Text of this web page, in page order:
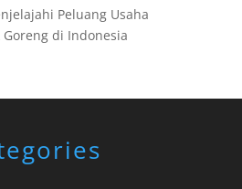
Peluang Usaha
di Indonesia